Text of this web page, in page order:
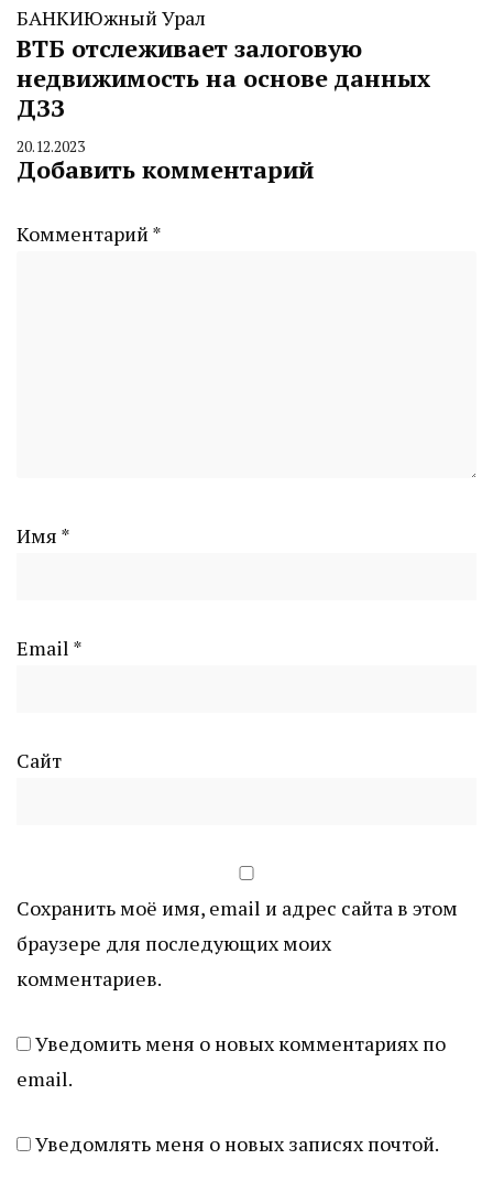
БАНКИЮжный Урал
ВТБ отслеживает залоговую
недвижимость на основе данных
ДЗЗ
By
CHELINDUSTRY
20.12.2023
Добавить комментарий
Комментарий *
Имя *
Email *
Сайт
Сохранить моё имя, email и адрес сайта в этом
браузере для последующих моих
комментариев.
Уведомить меня о новых комментариях по
email.
Уведомлять меня о новых записях почтой.